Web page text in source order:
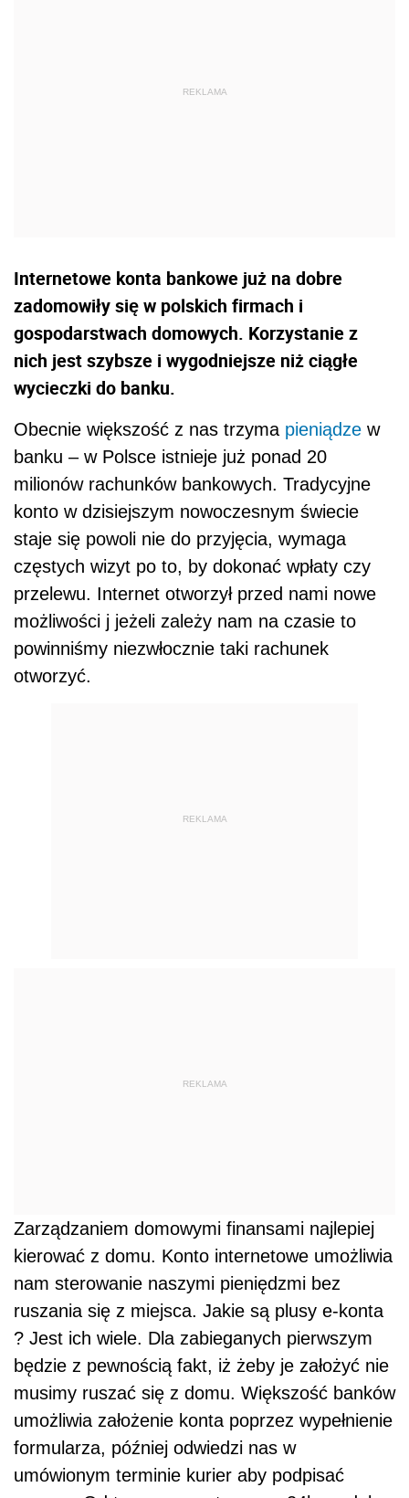
Internetowe konta bankowe już na dobre
zadomowiły się w polskich firmach i
gospodarstwach domowych. Korzystanie z
nich jest szybsze i wygodniejsze niż ciągłe
wycieczki do banku.
Obecnie większość z nas trzyma pieniądze w
banku – w Polsce istnieje już ponad 20
milionów rachunków bankowych. Tradycyjne
konto w dzisiejszym nowoczesnym świecie
staje się powoli nie do przyjęcia, wymaga
częstych wizyt po to, by dokonać wpłaty czy
przelewu. Internet otworzył przed nami nowe
możliwości j jeżeli zależy nam na czasie to
powinniśmy niezwłocznie taki rachunek
otworzyć.
REKLAMA
REKLAMA
Zarządzaniem domowymi finansami najlepiej
kierować z domu. Konto internetowe umożliwia
nam sterowanie naszymi pieniędzmi bez
ruszania się z miejsca. Jakie są plusy e-konta
? Jest ich wiele. Dla zabieganych pierwszym
będzie z pewnością fakt, iż żeby je założyć nie
musimy ruszać się z domu. Większość banków
umożliwia założenie konta poprzez wypełnienie
formularza, później odwiedzi nas w
umówionym terminie kurier aby podpisać